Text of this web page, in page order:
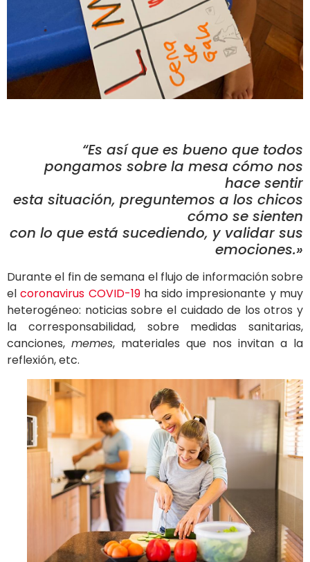
“Es así que es bueno que todos
pongamos sobre la mesa cómo nos
hace sentir
esta situación, preguntemos a los chicos
cómo se sienten
con lo que está sucediendo, y validar sus
emociones.»
Durante el fin de semana el flujo de información sobre
elcoronavirus COVID-19ha sido impresionante y muy
heterogéneo: noticias sobre el cuidado de los otros y
la corresponsabilidad, sobre medidas sanitarias,
canciones, memes, materiales que nos invitan a la
reflexión, etc.